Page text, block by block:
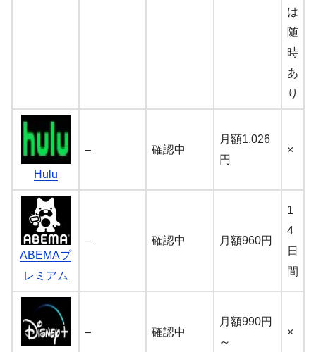
は
随
時
あ
り
Hulu
– 確認中
月額1,026
円
×
ABEMAプ
レミアム
– 確認中 月額960円
1
4
日
間
– 確認中
月額990円
～
×